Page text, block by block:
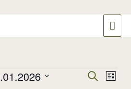
Suche
SucheListe